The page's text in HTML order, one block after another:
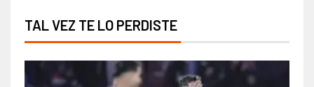
TAL VEZ TE LO PERDISTE